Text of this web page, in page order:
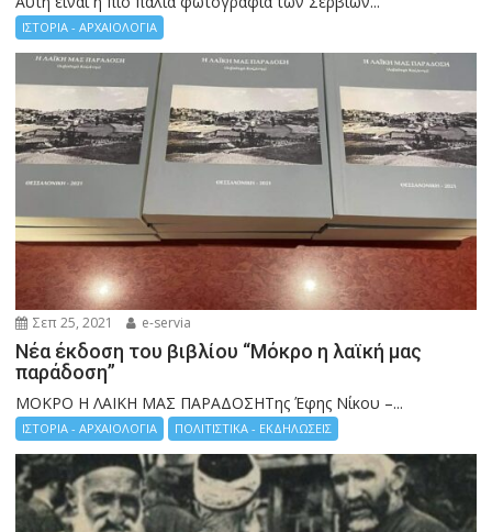
ΙΣΤΟΡΙΑ - ΑΡΧΑΙΟΛΟΓΙΑ
Σεπ 25, 2021 e-servia
Νέα έκδοση του βιβλίου “Μόκρο η λαϊκή μας
παράδοση”
ΜΟΚΡΟ Η ΛΑΙΚΗ ΜΑΣ ΠΑΡΑΔΟΣΗΤης Έφης Νίκου –...
ΙΣΤΟΡΙΑ - ΑΡΧΑΙΟΛΟΓΙΑ ΠΟΛΙΤΙΣΤΙΚΑ - ΕΚΔΗΛΩΣΕΙΣ